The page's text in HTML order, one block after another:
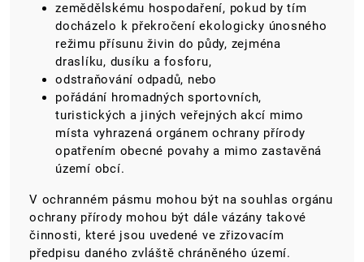
zemědělskému hospodaření, pokud by tím
docházelo k překročení ekologicky únosného
režimu přísunu živin do půdy, zejména
draslíku, dusíku a fosforu,
odstraňování odpadů, nebo
pořádání hromadných sportovních,
turistických a jiných veřejných akcí mimo
místa vyhrazená orgánem ochrany přírody
opatřením obecné povahy a mimo zastavěná
území obcí.
V ochranném pásmu mohou být na souhlasorgánu
ochrany přírody mohou být dále vázány takové
činnosti, které jsou uvedené ve zřizovacím
předpisu daného zvláště chráněného území.